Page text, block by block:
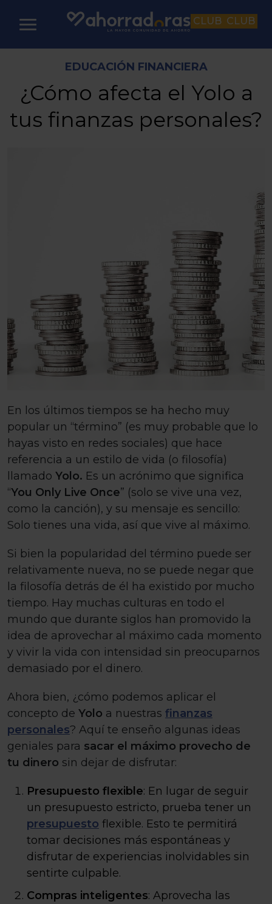
CLUB CLUB
EDUCACIÓN FINANCIERA
¿Cómo afecta el Yolo a
tus finanzas personales?
En los últimos tiempos se ha hecho muy
popular un “término” (es muy probable que lo
hayas visto en redes sociales) que hace
referencia a un estilo de vida (o filosofía)
llamado Yolo. Es un acrónimo que significa
“You Only Live Once” (solo se vive una vez,
como la canción), y su mensaje es sencillo:
Solo tienes una vida, así que vive al máximo.
Si bien la popularidad del término puede ser
relativamente nueva, no se puede negar que
la filosofía detrás de él ha existido por mucho
tiempo. Hay muchas culturas en todo el
mundo que durante siglos han promovido la
idea de aprovechar al máximo cada momento
y vivir la vida con intensidad sin preocuparnos
demasiado por el dinero.
Ahora bien, ¿cómo podemos aplicar el
concepto de Yolo a nuestras finanzas
personales? Aquí te enseño algunas ideas
geniales para sacar el máximo provecho de
tu dinero sin dejar de disfrutar:
Presupuesto flexible: En lugar de seguir
un presupuesto estricto, prueba tener un
presupuesto flexible. Esto te permitirá
tomar decisiones más espontáneas y
disfrutar de experiencias inolvidables sin
sentirte culpable.
Compras inteligentes: Aprovecha las